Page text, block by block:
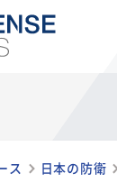
ス 日本の防衛